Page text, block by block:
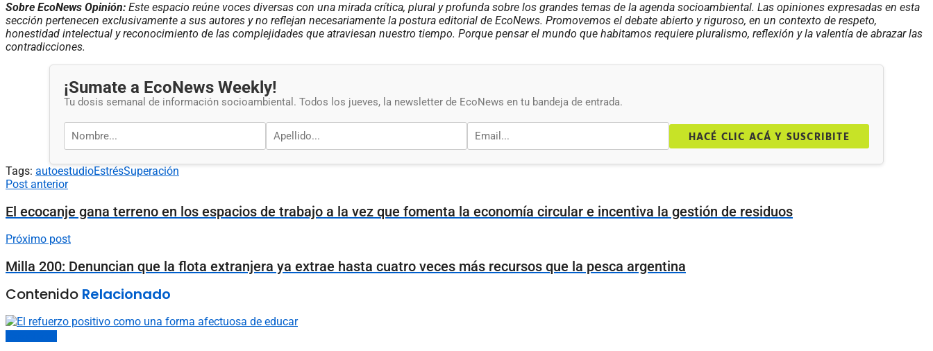
Sobre EcoNews Opinión: Este espacio reúne voces diversas con una mirada crítica, plural y profunda sobre los grandes temas de la agenda socioambiental. Las opiniones expresadas en esta
sección pertenecen exclusivamente a sus autores y no reflejan necesariamente la postura editorial de EcoNews. Promovemos el debate abierto y riguroso, en un contexto de respeto,
honestidad intelectual y reconocimiento de las complejidades que atraviesan nuestro tiempo. Porque pensar el mundo que habitamos requiere pluralismo, reflexión y la valentía de abrazar las
contradicciones.
¡Sumate a EcoNews Weekly!
Tu dosis semanal de información socioambiental. Todos los jueves, la newsletter de EcoNews en tu bandeja de entrada.
HACÉ CLIC ACÁ Y SUSCRIBITE
Tags: autoestudioEstrésSuperación
Post anterior
El ecocanje gana terreno en los espacios de trabajo a la vez que fomenta la economía circular e incentiva la gestión de residuos
Próximo post
Milla 200: Denuncian que la flota extranjera ya extrae hasta cuatro veces más recursos que la pesca argentina
Contenido Relacionado